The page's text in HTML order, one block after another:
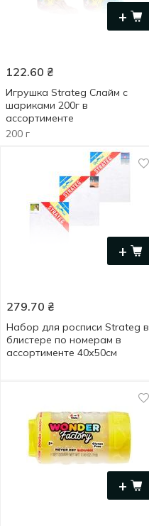
+
122.60 ₴
Игрушка Strateg Слайм с
шариками 200г в
ассортименте
200 г
+
279.70 ₴
Набор для росписи Strateg в
блистере по номерам в
ассортименте 40х50см
+